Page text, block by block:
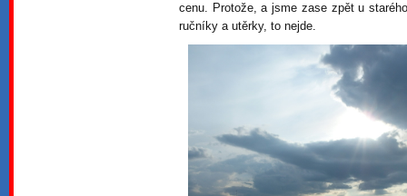
cenu. Protože, a jsme zase zpět u
ručníky a utěrky, to nejde.